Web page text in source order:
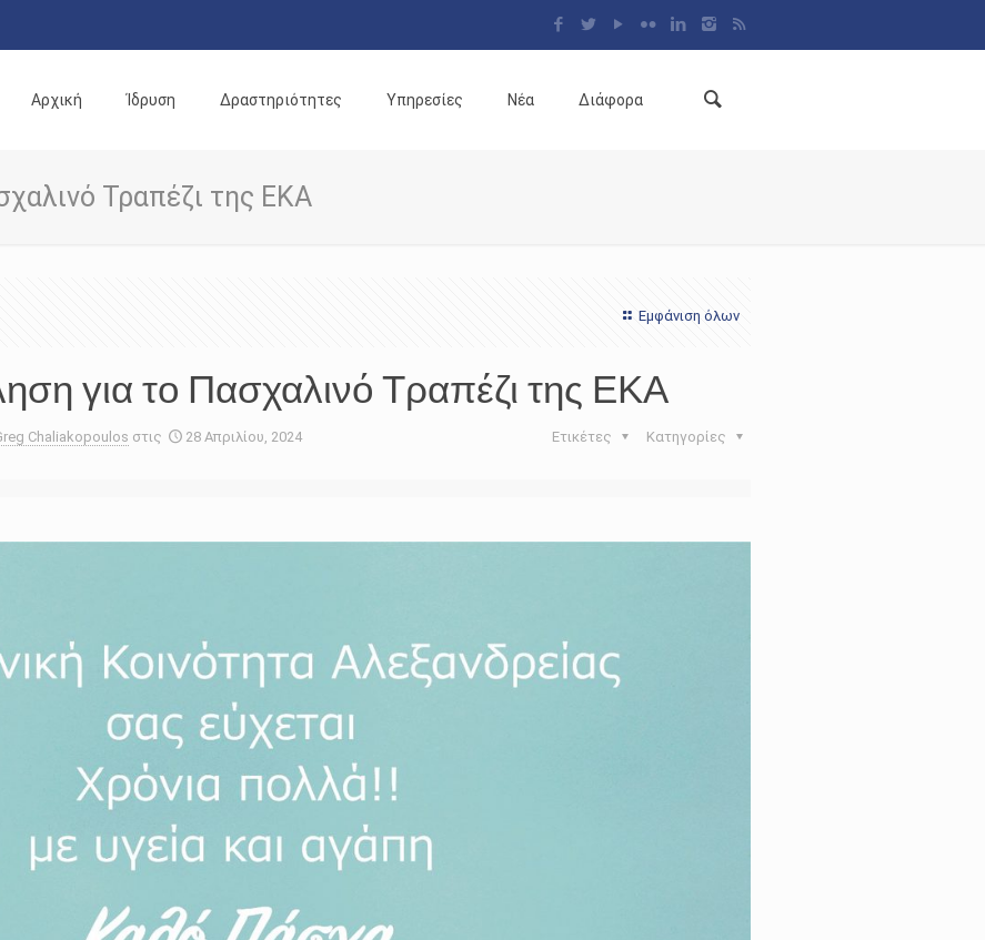
Αρχική Ίδρυση Δραστηριότητες Υπηρεσίες Νέα Διάφορα
Τραπέζι της ΕΚΑ
Εμφάνιση όλων
για το Πασχαλινό Τραπέζι της ΕΚΑ
Chaliakopoulos στις 28 Απριλίου, 2024 Κατηγορίες
Ετικέτες